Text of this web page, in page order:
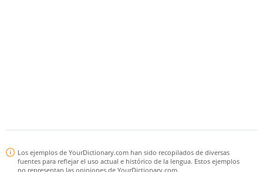
Los ejemplos de YourDictionary.com han sido recopilados de diversas
fuentes para reflejar el uso actual e histórico de la lengua. Estos ejemplos
no representan las opiniones de YourDictionary.com.